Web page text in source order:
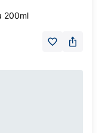
200ml